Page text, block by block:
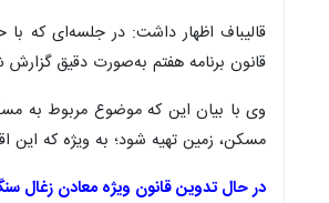
قالیباف اظهار داشت: در جلسه‌ای که
قانون برنامه هفتم به‌صورت دقیق گزارش شود تا در پایان ۵ سال با حجمی از
وی با بیان این که موضوع مربوط به
مسکن، زمین تهیه شود؛ به ویژه که این اقدام در شهرهای
در حال تدوین قانون ویژه معادن زغال